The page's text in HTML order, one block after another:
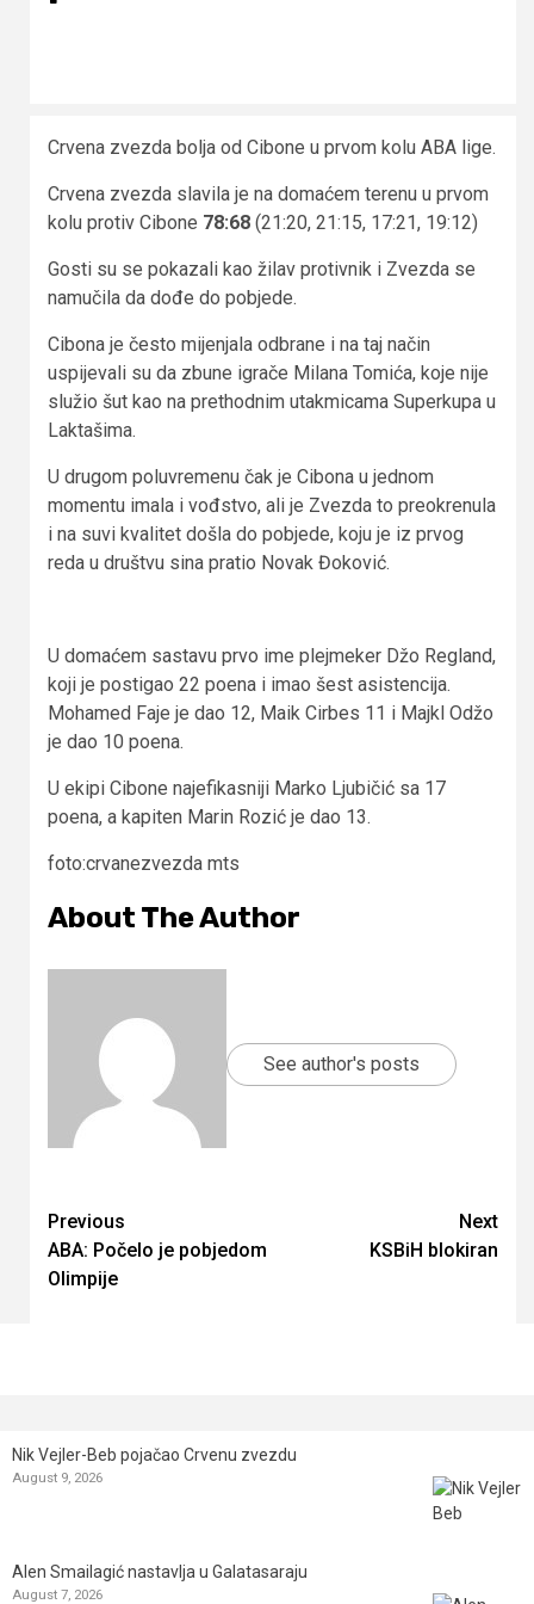
Crvena zvezda bolja od Cibone u prvom kolu ABA lige.
Crvena zvezda slavila je na domaćem terenu u prvom
kolu protiv Cibone 78:68 (21:20, 21:15, 17:21, 19:12)
Gosti su se pokazali kao žilav protivnik i Zvezda se
namučila da dođe do pobjede.
Cibona je često mijenjala odbrane i na taj način
uspijevali su da zbune igrače Milana Tomića, koje nije
služio šut kao na prethodnim utakmicama Superkupa u
Laktašima.
U drugom poluvremenu čak je Cibona u jednom
momentu imala i vođstvo, ali je Zvezda to preokrenula
i na suvi kvalitet došla do pobjede, koju je iz prvog
reda u društvu sina pratio Novak Đoković.
U domaćem sastavu prvo ime plejmeker Džo Regland,
koji je postigao 22 poena i imao šest asistencija.
Mohamed Faje je dao 12, Maik Cirbes 11 i Majkl Odžo
je dao 10 poena.
U ekipi Cibone najefikasniji Marko Ljubičić sa 17
poena, a kapiten Marin Rozić je dao 13.
foto:crvanezvezda mts
About The Author
See author's posts
Continue
Reading
Previous
ABA: Počelo je pobjedom
Olimpije
Next
KSBiH blokiran
Nik Vejler-Beb pojačao Crvenu zvezdu
August 9, 2026
Alen Smailagić nastavlja u Galatasaraju
August 7, 2026